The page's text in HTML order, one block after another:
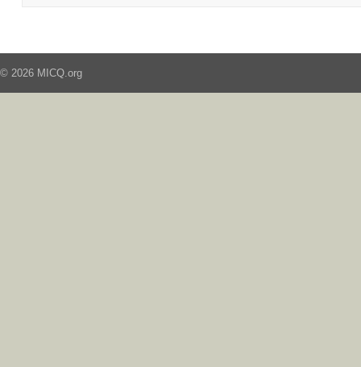
© 2026 MICQ.org